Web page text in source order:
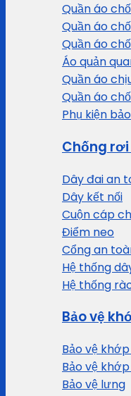
Quần áo
Quần áo
Quần áo
Áo quản
Quần áo
Quần áo
Phụ kiện
Chống
Dây đai an
Dây kết nối
Cuộn cáp
Điểm neo
Cổng an
Hệ thống
Hệ thống
Bảo vệ
Bảo vệ
Bảo vệ
Bảo vệ lưng